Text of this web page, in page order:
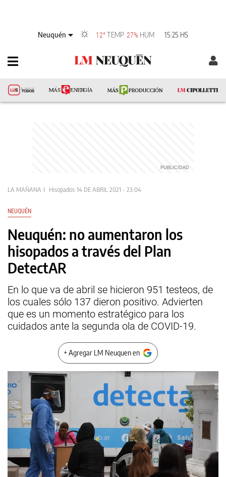
Neuquén 12°TEMP 27% HUM 15:25 HS
LA MAÑANA Hisopados 14 DE ABRIL 2021 - 23:04
NEUQUÉN
Neuquén: no aumentaron los
hisopados a través del Plan
DetectAR
En lo que va de abril se hicieron 951 testeos, de
los cuales sólo 137 dieron positivo. Advierten
que es un momento estratégico para los
cuidados ante la segunda ola de COVID-19.
+ Agregar LM Neuquen en